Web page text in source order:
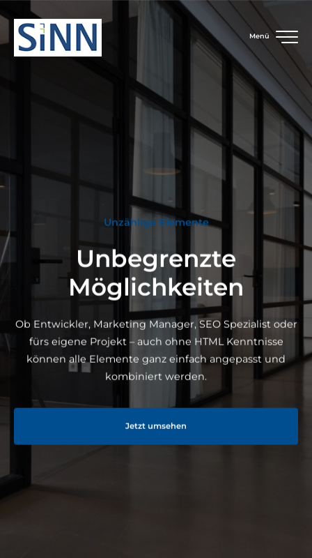
Menü
Unzählige Elemente
Unbegrenzte
Möglichkeiten
Ob Entwickler, Marketing Manager, SEO Spezialist oder
fürs eigene Projekt – auch ohne HTML Kenntnisse
können alle Elemente ganz einfach angepasst und
kombiniert werden.
Jetzt umsehen